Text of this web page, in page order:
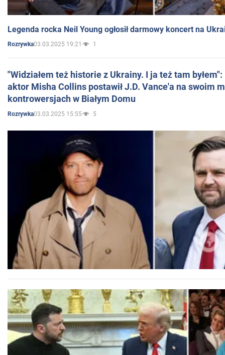
Legenda rocka Neil Young ogłosił darmowy koncert na
Rozrywka03.03.2025 19:21 1
"Widziałem też historie z Ukrainy. I ja też tam
aktor Misha Collins postawił J.D. Vance'a na swoim
kontrowersjach w Białym Domu
Rozrywka03.03.2025 15:55 5